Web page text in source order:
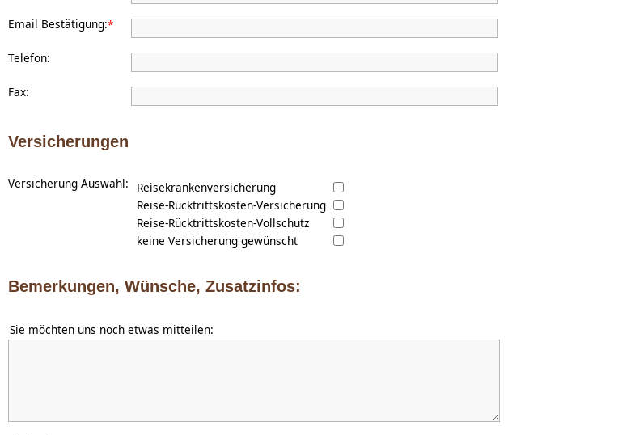
Email Bestätigung:*
Telefon:
Fax:
Versicherungen
Versicherung Auswahl:
Reisekrankenversicherung
Reise-Rücktrittskosten-Versicherung
Reise-Rücktrittskosten-Vollschutz
keine Versicherung gewünscht
Bemerkungen, Wünsche, Zusatzinfos:
Sie möchten uns noch etwas mitteilen: